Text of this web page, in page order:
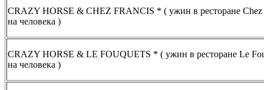
CRAZY HORSE & CHEZ FRANCIS * ( ужин в ресторане Chez
на человека )
CRAZY HORSE & LE FOUQUETS * ( ужин в ресторане Le
на человека )